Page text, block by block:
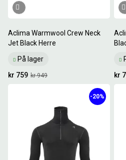
Aclima Warmwool Crew Neck
Jet Black Herre
På lager
kr 949
kr 759 kr
-20%